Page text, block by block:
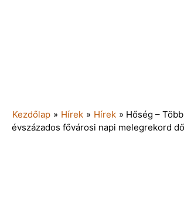
Kezdőlap » Hírek » Hírek » Hőség –
évszázados fővárosi napi melegrekord